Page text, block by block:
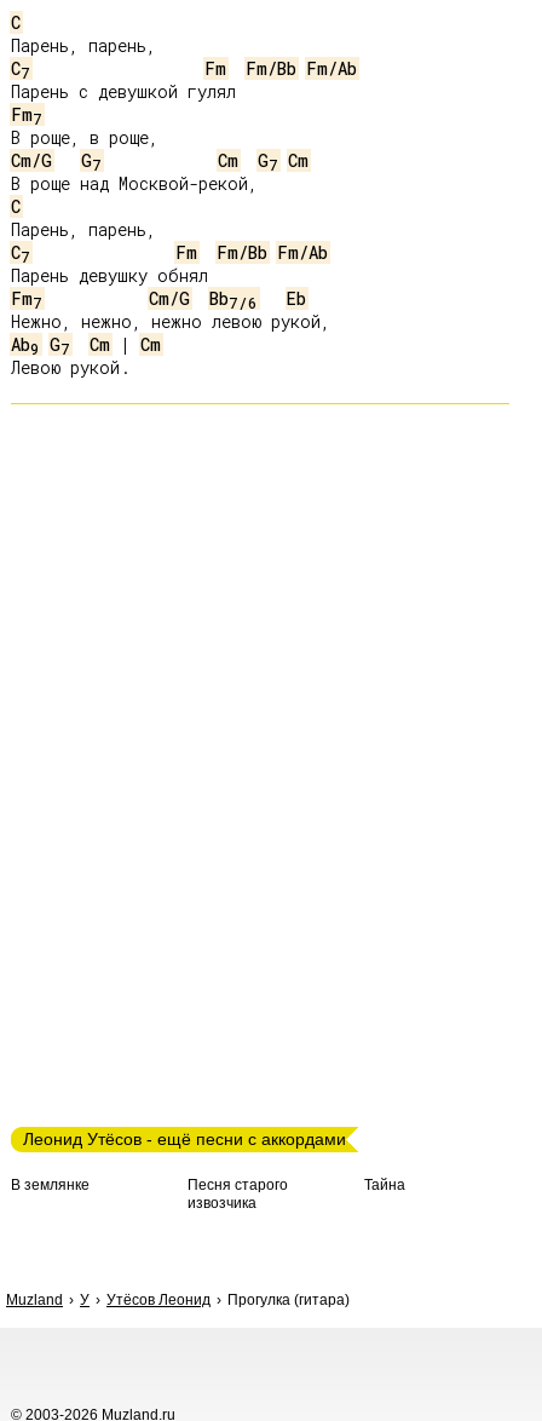
C
C7 Fm Fm/Bb Fm/Ab
Fm7
Cm/G
G7 Cm G7 Cm
C
C7 Fm Fm/Bb Fm/Ab
Fm7 Cm/G Bb7/6
Eb
Ab9 G7 Cm | Cm
Леонид Утёсов - ещё песни с аккордами
В землянке
Песня старого
извозчика
Тайна
Muzland У Утёсов Леонид Прогулка (гитара)
© 2003-2026 Muzland.ru